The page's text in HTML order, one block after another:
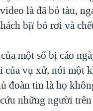
là đã bỏ tàu,
bịï bỏ rơi và
một số bị cáo
của vụ xử, nói một
đoàn tin là họ
những người trên